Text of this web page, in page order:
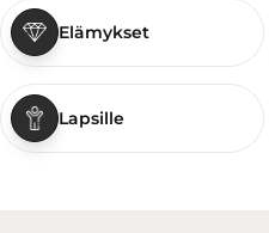
Elämykset
Lapsille